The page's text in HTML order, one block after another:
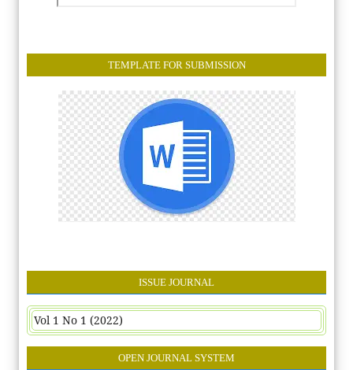
TEMPLATE FOR SUBMISSION
ISSUE JOURNAL
Vol 1 No 1 (2022)
OPEN JOURNAL SYSTEM